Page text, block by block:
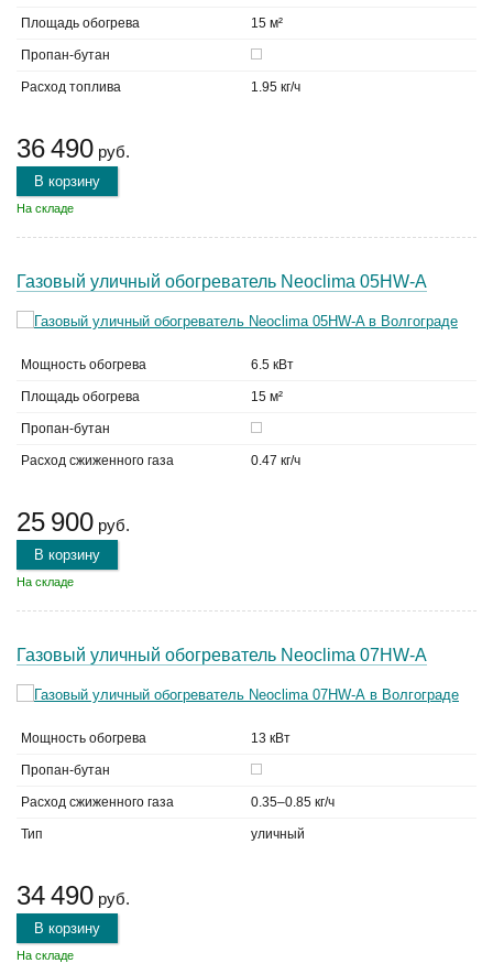
Площадь обогрева 15 м²
Пропан-бутан
Расход топлива 1.95 кг/ч
36 490 руб.
В корзину
На складе
Газовый уличный обогреватель Neoclima 05HW-A
Мощность обогрева 6.5 кВт
Площадь обогрева 15 м²
Пропан-бутан
Расход сжиженного газа 0.47 кг/ч
25 900 руб.
В корзину
На складе
Газовый уличный обогреватель Neoclima 07HW-А
Мощность обогрева 13 кВт
Пропан-бутан
Расход сжиженного газа 0.35–0.85 кг/ч
Тип уличный
34 490 руб.
В корзину
На складе